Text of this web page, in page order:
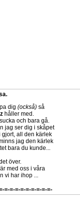
dig (också) så
håller med.
och bara gå.
jag ser dig i skåpet
all den kärlek
jag den kärlek
bara du kunde...
över.
med oss i våra
vi har ihop ...
=-=-=-=-=-=-=-=-=-